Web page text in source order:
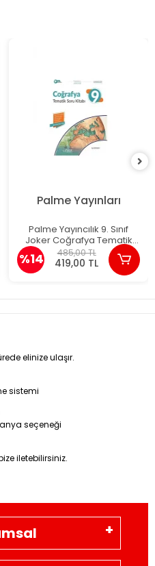
Palme Yayınları
Palme Yayıncılık 9. Sınıf
Joker Coğrafya Tematik
Soru Kitabı
%14 485,00 TL
419,00 TL
elinize ulaşır.
sistemi
seçeneği
iletebilirsiniz.